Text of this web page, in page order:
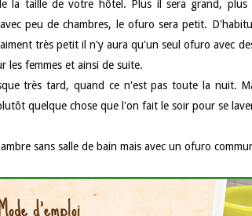
la taille de votre hôtel. Plus il sera grand, plus
peu de chambres, le ofuro sera petit.
très petit il n'y aura qu'un seul ofuro avec
les femmes et ainsi de suite.
très tard, quand ce n'est pas toute la nuit.
quelque chose que l'on fait le soir pour se
sans salle de bain mais avec un ofuro